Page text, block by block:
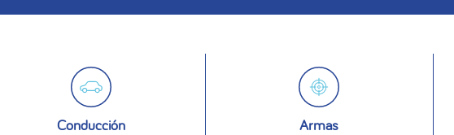
Conducción Armas